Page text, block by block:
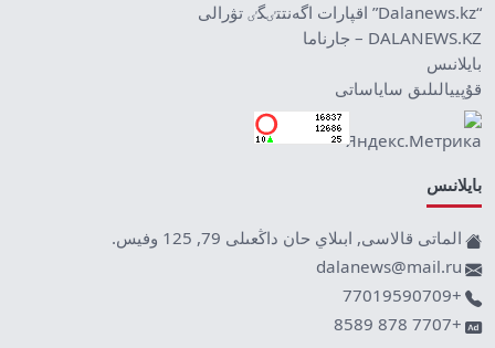
“Dalanews.kz” اقپارات اگەنتتٸگٸ تۋرالى
DALANEWS.KZ – جارناما
بايلانىس
قۇپييالىلىق ساياساتى
بايلانىس
الماتى قالاسى, ابىلاي حان داڭعىلى 79, 125 وفيس.
dalanews@mail.ru
+77019590709
+7707 878 8589